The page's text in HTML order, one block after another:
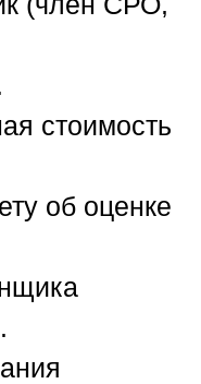
стоимость
об оценке